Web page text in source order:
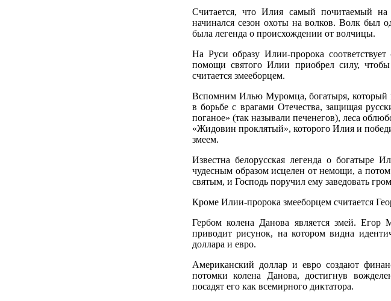
Считается, что Илия самый почитаемый
начинался сезон охоты на волков. Волк был
была легенда о происхождении от волчицы.
На Руси образу Илии-пророка
помощи святого Илии приобрел силу,
считается змееборцем.
Вспомним Илью Муромца, богатыря, который
в борьбе с врагами Отечества, защищая
поганое» (так называли печенегов), леса
«Жидовин проклятый», которого Илия и
змеем.
Известна белорусская легенда о
чудесным образом исцелен от немощи, а
святым, и Господь поручил ему заведовать
Кроме Илии-пророка змееборцем считается
Гербом колена Данова является змей.
приводит рисунок, на котором видна
доллара и евро.
Американский доллар и евро создают
потомки колена Данова, достигнув
посадят его как всемирного диктатора.